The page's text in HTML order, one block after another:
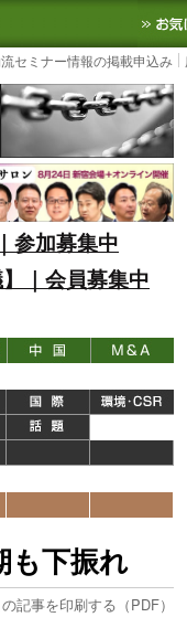
サイト
SCMなど国内外の
セミナー情報の掲載申込み
参加募集中
｜会員募集中
も下振れ
記事を印刷する（PDF）